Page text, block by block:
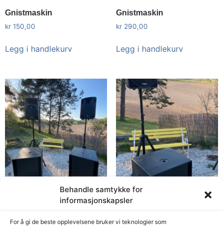
Behandle samtykke for
informasjonskapsler
For å gi de beste opplevelsene bruker vi teknologier som
Gnistmaskin
kr 150,00
Legg i handlekurv
Gnistmaskin
kr290,00
Legg i handlekurv
Lydpakke Mackie C300Z +
LEM DSP 12″ + 2 x Thump
Lydpakke Mackie C300Z
12″ / Thump 18S Powered